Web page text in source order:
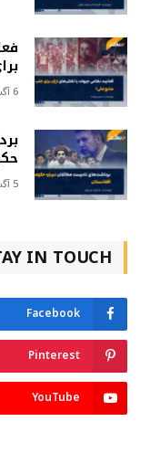
6 آگست 2026
5 آگست 2026
IN TOUCH
Facebook
Pinterest
YouTube